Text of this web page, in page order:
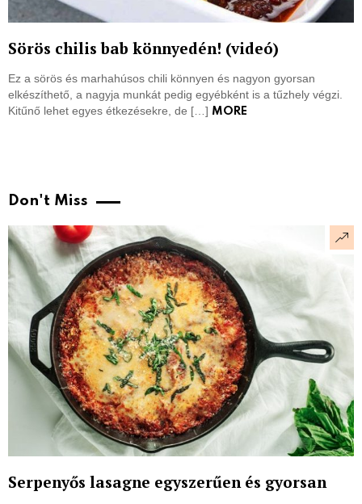
Sörös chilis bab könnyedén! (videó)
Ez a sörös és marhahúsos chili könnyen és nagyon gyorsan
elkészíthető, a nagyja munkát pedig egyébként is a tűzhely végzi.
Kitűnő lehet egyes étkezésekre, de […] MORE
Don't Miss
Serpenyős lasagne egyszerűen és gyorsan